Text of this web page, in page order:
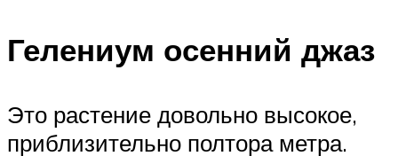
Гелениум осенний джаз
Это растение довольно высокое,
приблизительно полтора метра.